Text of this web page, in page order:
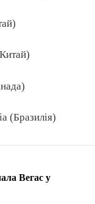
(Бразилія)
Вегас у